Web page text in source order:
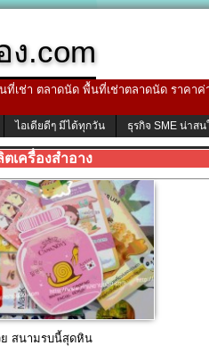
ง.com
เช่า ตลาดนัด พื้นที่เช่าตลาดนัด ราคา
ไอเดียดีๆ มีได้ทุกวัน ธุรกิจ SME น่าสน
ตเครื่องสําอาง
ย สนามรบนี้สุดหิน